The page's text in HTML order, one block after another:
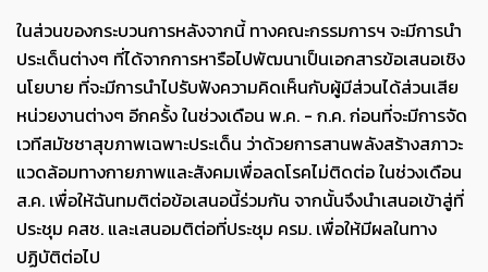
ในส่วนของกระบวนการหลังจากนี้ ทางคณะกรรมการฯ จะมีการนำ
ประเด็นต่างๆ ที่ได้จากการหารือไปพัฒนาเป็นเอกสารข้อเสนอเชิง
นโยบาย ที่จะมีการนำไปรับฟังความคิดเห็นกับผู้มีส่วนได้ส่วนเสีย
หน่วยงานต่างๆ อีกครั้ง ในช่วงเดือน พ.ค. - ก.ค. ก่อนที่จะมีการจัด
เวทีสมัชชาสุขภาพเฉพาะประเด็น ว่าด้วยการสานพลังสร้างสภาวะ
แวดล้อมทางกายภาพและสังคมเพื่อลดโรคไม่ติดต่อ ในช่วงเดือน
ส.ค. เพื่อให้ฉันทมติต่อข้อเสนอนี้ร่วมกัน จากนั้นจึงนำเสนอเข้าสู่ที่
ประชุม คสช. และเสนอมติต่อที่ประชุม ครม. เพื่อให้มีผลในทาง
ปฏิบัติต่อไป